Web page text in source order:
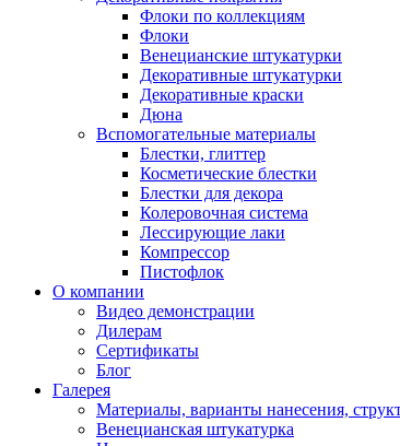
Флоки по коллекциям
Флоки
Венецианские штукатурки
Декоративные штукатурки
Декоративные краски
Дюна
Вспомогательные материалы
Блестки, глиттер
Косметические блестки
Блестки для декора
Колеровочная система
Лессирующие лаки
Компрессор
Пистофлок
О компании
Видео демонстрации
Дилерам
Сертификаты
Блог
Галерея
Материалы, варианты нанесения,
Венецианская штукатурка